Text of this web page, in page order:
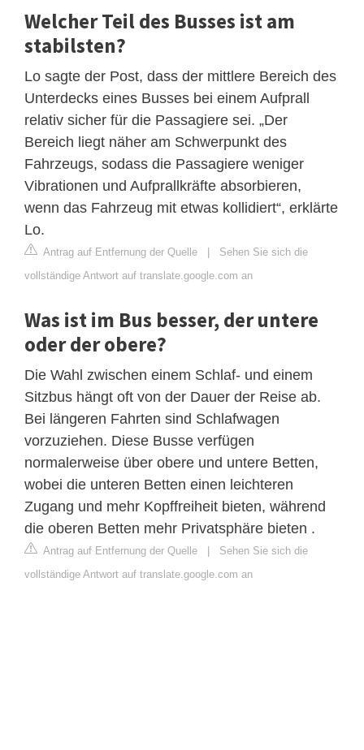
Welcher Teil des Busses ist am
stabilsten?
Lo sagte der Post, dass der mittlere Bereich des
Unterdecks eines Busses bei einem Aufprall
relativ sicher für die Passagiere sei. „Der
Bereich liegt näher am Schwerpunkt des
Fahrzeugs, sodass die Passagiere weniger
Vibrationen und Aufprallkräfte absorbieren,
wenn das Fahrzeug mit etwas kollidiert“, erklärte
Lo.
Antrag auf Entfernung der Quelle | Sehen Sie sich die
vollständige Antwort auf translate.google.com an
Was ist im Bus besser, der untere
oder der obere?
Die Wahl zwischen einem Schlaf- und einem
Sitzbus hängt oft von der Dauer der Reise ab.
Bei längeren Fahrten sind Schlafwagen
vorzuziehen. Diese Busse verfügen
normalerweise über obere und untere Betten,
wobei die unteren Betten einen leichteren
Zugang und mehr Kopffreiheit bieten, während
die oberen Betten mehr Privatsphäre bieten .
Antrag auf Entfernung der Quelle | Sehen Sie sich die
vollständige Antwort auf translate.google.com an